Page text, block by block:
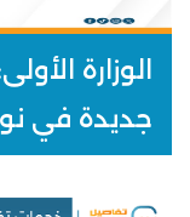
الوزارة
جديدة في